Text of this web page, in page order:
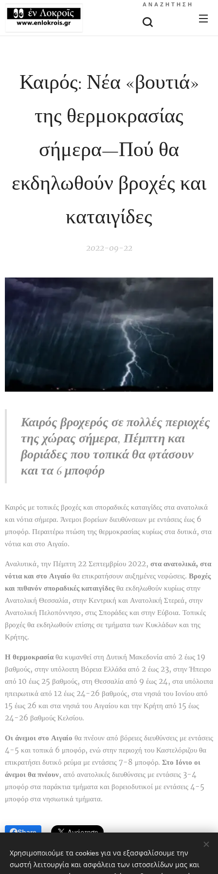
ΑΝΑΖΉΤΗΣΗ
Καιρός: Νέα «βουτιά»
της θερμοκρασίας
σήμερα—Πού θα
εκδηλωθούν βροχές και
καταιγίδες
2022-09-22
Καιρός βροχερός σε πολλές περιοχές
της χώρας σήμερα, Πέμπτη και
βοριάδες που τοπικά θα φτάσουν
και τα 6 μποφόρ
Καιρός με τοπικές βροχές και σποραδικές καταιγίδες στα ανατολικά
και νότια σήμερα. Άνεμοι βορείων διευθύνσεων με εντάσεις έως 6
μποφόρ. Περαιτέρω πτώση της θερμοκρασίας κυρίως στα δυτικά, στα
νότια και στο Αιγαίο.
Αναλυτικά, την Πέμπτη 22 Σεπτεμβρίου 2022, στα ανατολικά, στα
νότια και στο Αιγαίο θα επικρατήσουν αυξημένες νεφώσεις. Βροχές
και πιθανόν σποραδικές καταιγίδες θα εκδηλωθούν κυρίως στην
Ανατολική Θεσσαλία, στην Κεντρική και Ανατολική Στερεά, στην
Ανατολική Πελοπόννησο, στις Σποράδες και στην Εύβοια. Τοπικές
βροχές θα εκδηλωθούν επίσης σε τμήματα των Κυκλάδων και της
Κρήτης.
Η θερμοκρασία θα κυμανθεί στη Δυτική Μακεδονία από 2 έως 19
βαθμούς, στην υπόλοιπη Βόρεια Ελλάδα από 2 έως 23, στην Ήπειρο
από 10 έως 25 βαθμούς, στη Θεσσαλία από 9 έως 24, στα υπόλοιπα
ηπειρωτικά από 12 έως 24-26 βαθμούς, στα νησιά του Ιονίου από
15 έως 26 και στα νησιά του Αιγαίου και την Κρήτη από 15 έως
24-26 βαθμούς Κελσίου.
Οι άνεμοι στο Αιγαίο θα πνέουν από βόρειες διευθύνσεις με εντάσεις
4-5 και τοπικά 6 μποφόρ, ενώ στην περιοχή του Καστελόριζου θα
επικρατήσει δυτικό ρεύμα με εντάσεις 7-8 μποφόρ. Στο Ιόνιο οι
άνεμοι θα πνέουν, από ανατολικές διευθύνσεις με εντάσεις 3-4
μποφόρ στα παράκτια τμήματα και βορειοδυτικοί με εντάσεις 4-5
μποφόρ στα νησιωτικά τμήματα.
Share
Χρησιμοποιούμε τα cookies για να εξασφαλίσουμε την
σωστή λειτουργία και ασφάλεια των ιστοσελίδων μας και